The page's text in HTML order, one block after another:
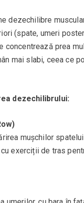
dezechilibre
(spate, umeri
prea
mai slabi, ceea ce
dezechilibrului:
mușchilor
exerciții de tras